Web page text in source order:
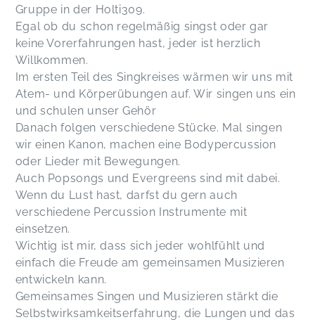
Gruppe in der Holti309.
Egal ob du schon regelmäßig singst oder gar
keine Vorerfahrungen hast, jeder ist herzlich
Willkommen.
Im ersten Teil des Singkreises wärmen wir uns mit
Atem- und Körperübungen auf. Wir singen uns ein
und schulen unser Gehör
Danach folgen verschiedene Stücke. Mal singen
wir einen Kanon, machen eine Bodypercussion
oder Lieder mit Bewegungen.
Auch Popsongs und Evergreens sind mit dabei.
Wenn du Lust hast, darfst du gern auch
verschiedene Percussion Instrumente mit
einsetzen.
Wichtig ist mir, dass sich jeder wohlfühlt und
einfach die Freude am gemeinsamen Musizieren
entwickeln kann.
Gemeinsames Singen und Musizieren stärkt die
Selbstwirksamkeitserfahrung, die Lungen und das